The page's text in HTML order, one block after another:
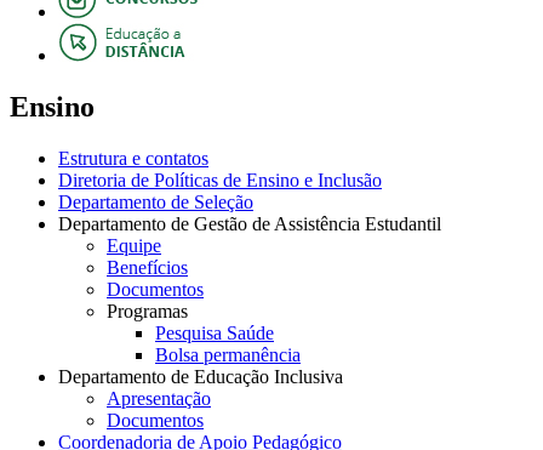
Ensino
Estrutura e contatos
Diretoria de Políticas de Ensino e Inclusão
Departamento de Seleção
Departamento de Gestão de Assistência Estudantil
Equipe
Benefícios
Documentos
Programas
Pesquisa Saúde
Bolsa permanência
Departamento de Educação Inclusiva
Apresentação
Documentos
Coordenadoria de Apoio Pedagógico